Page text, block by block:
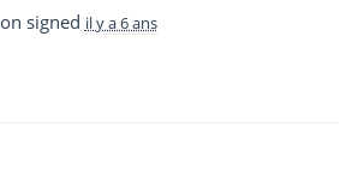
signed il y a 6 ans